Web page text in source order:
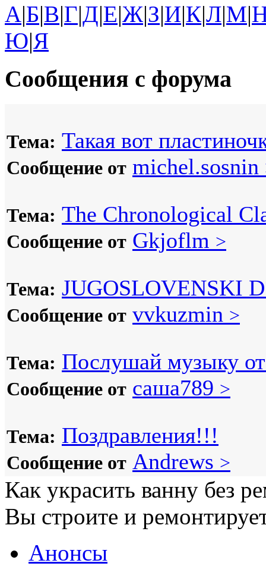
А|Б|В|Г|Д|Е|Ж|З|И|К|Л|М|
Ю|Я
Сообщения с форума
Тема: Такая вот
Сообщение от michel.sosnin
Тема: The Chronological
Сообщение от Gkjoflm >
Тема: JUGOSLOVENSKI
Сообщение от vvkuzmin >
Тема: Послушай музыку
Сообщение от саша789 >
Тема: Поздравления!!!
Сообщение от Andrews >
Как украсить ванну без
Вы строите и
Анонсы